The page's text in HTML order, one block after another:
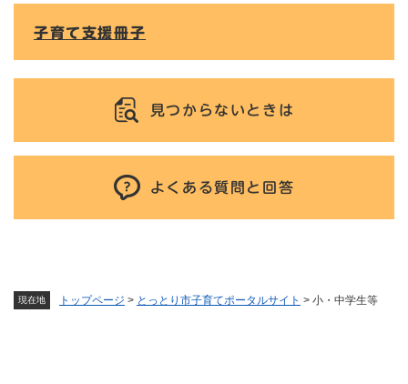
現在地 トップページ > とっとり市子育てポータルサイト > 小・中学生等
子育て支援冊子
見つからないときは
よくある質問と回答